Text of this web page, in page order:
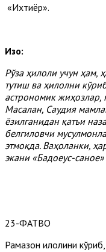
«Ихтиёр».
Изоҳ:
Рўза ҳилоли учун ҳам,
тутиш ва ҳилолни
астрономик жиҳозлар,
Масалан, Саудия
ёзилганидан қатъи
белгиловчи
этмоқда. Ваҳоланки,
экани «Бадоеус-саное»
23-ФАТВО
Рамазон ҳилолини